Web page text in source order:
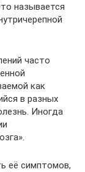
называется
часто
как
в разных
Иногда
её симптомов,